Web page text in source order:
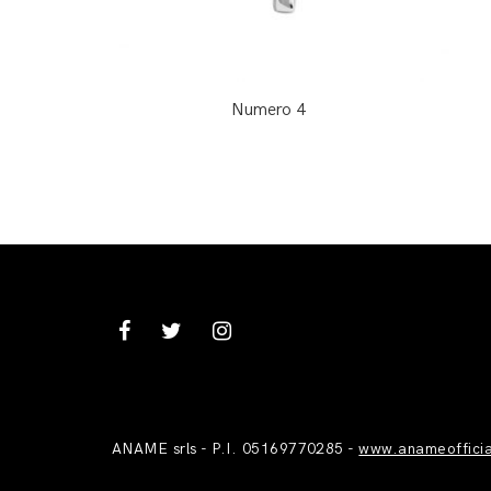
Numero 4
ANAME srls - P.I. 05169770285 -